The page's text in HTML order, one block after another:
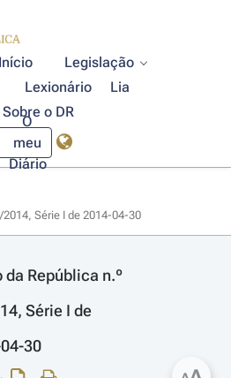
Início
Legislação
Lexionário
Lia
Sobre o DR
O
meu
Diário
Série I de 2014-04-30
da República n.º
Série I de
30